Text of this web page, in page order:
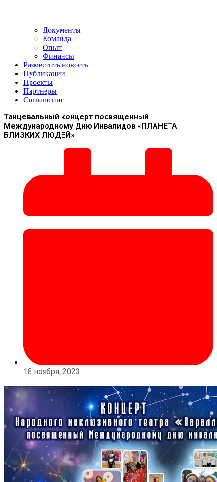
Документы
Команда
Опыт
Финансы
Разместить новость
Публикации
Проекты
Партнеры
Соглашение
Танцевальный концерт посвященный
Международному Дню Инвалидов «ПЛАНЕТА
БЛИЗКИХ ЛЮДЕЙ»
18 ноября, 2023